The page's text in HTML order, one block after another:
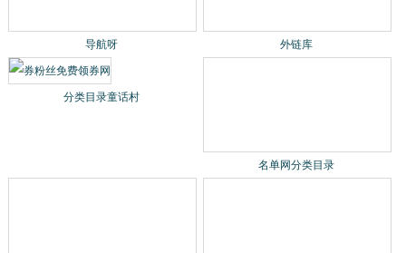
导航呀 外链库
名单网分类目录